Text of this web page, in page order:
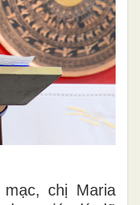
mạc,chị Maria